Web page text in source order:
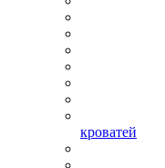
кроватей